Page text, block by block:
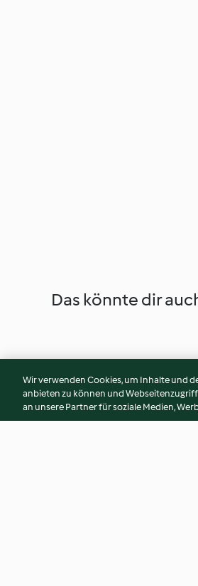
Das könnte dir
Wir verwenden Cookies, um Inhalte und
anbieten zu können und
an unsere Partner für soziale Medien,